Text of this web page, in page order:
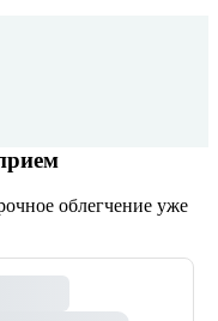
облегчение уже